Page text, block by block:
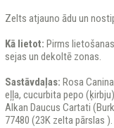
Zelts atjauno ādu un
Kā lietot: Pirms
sejas un dekoltē zonas.
Sastāvdaļas: Rosa
eļļa, cucurbita pepo
Alkan Daucus Cartati
77480 (23K zelta pārslas ).